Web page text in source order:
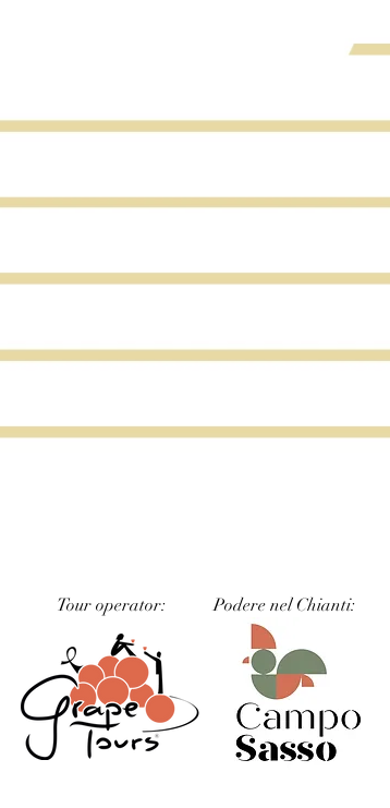
Tour operator: Podere nel Chianti: